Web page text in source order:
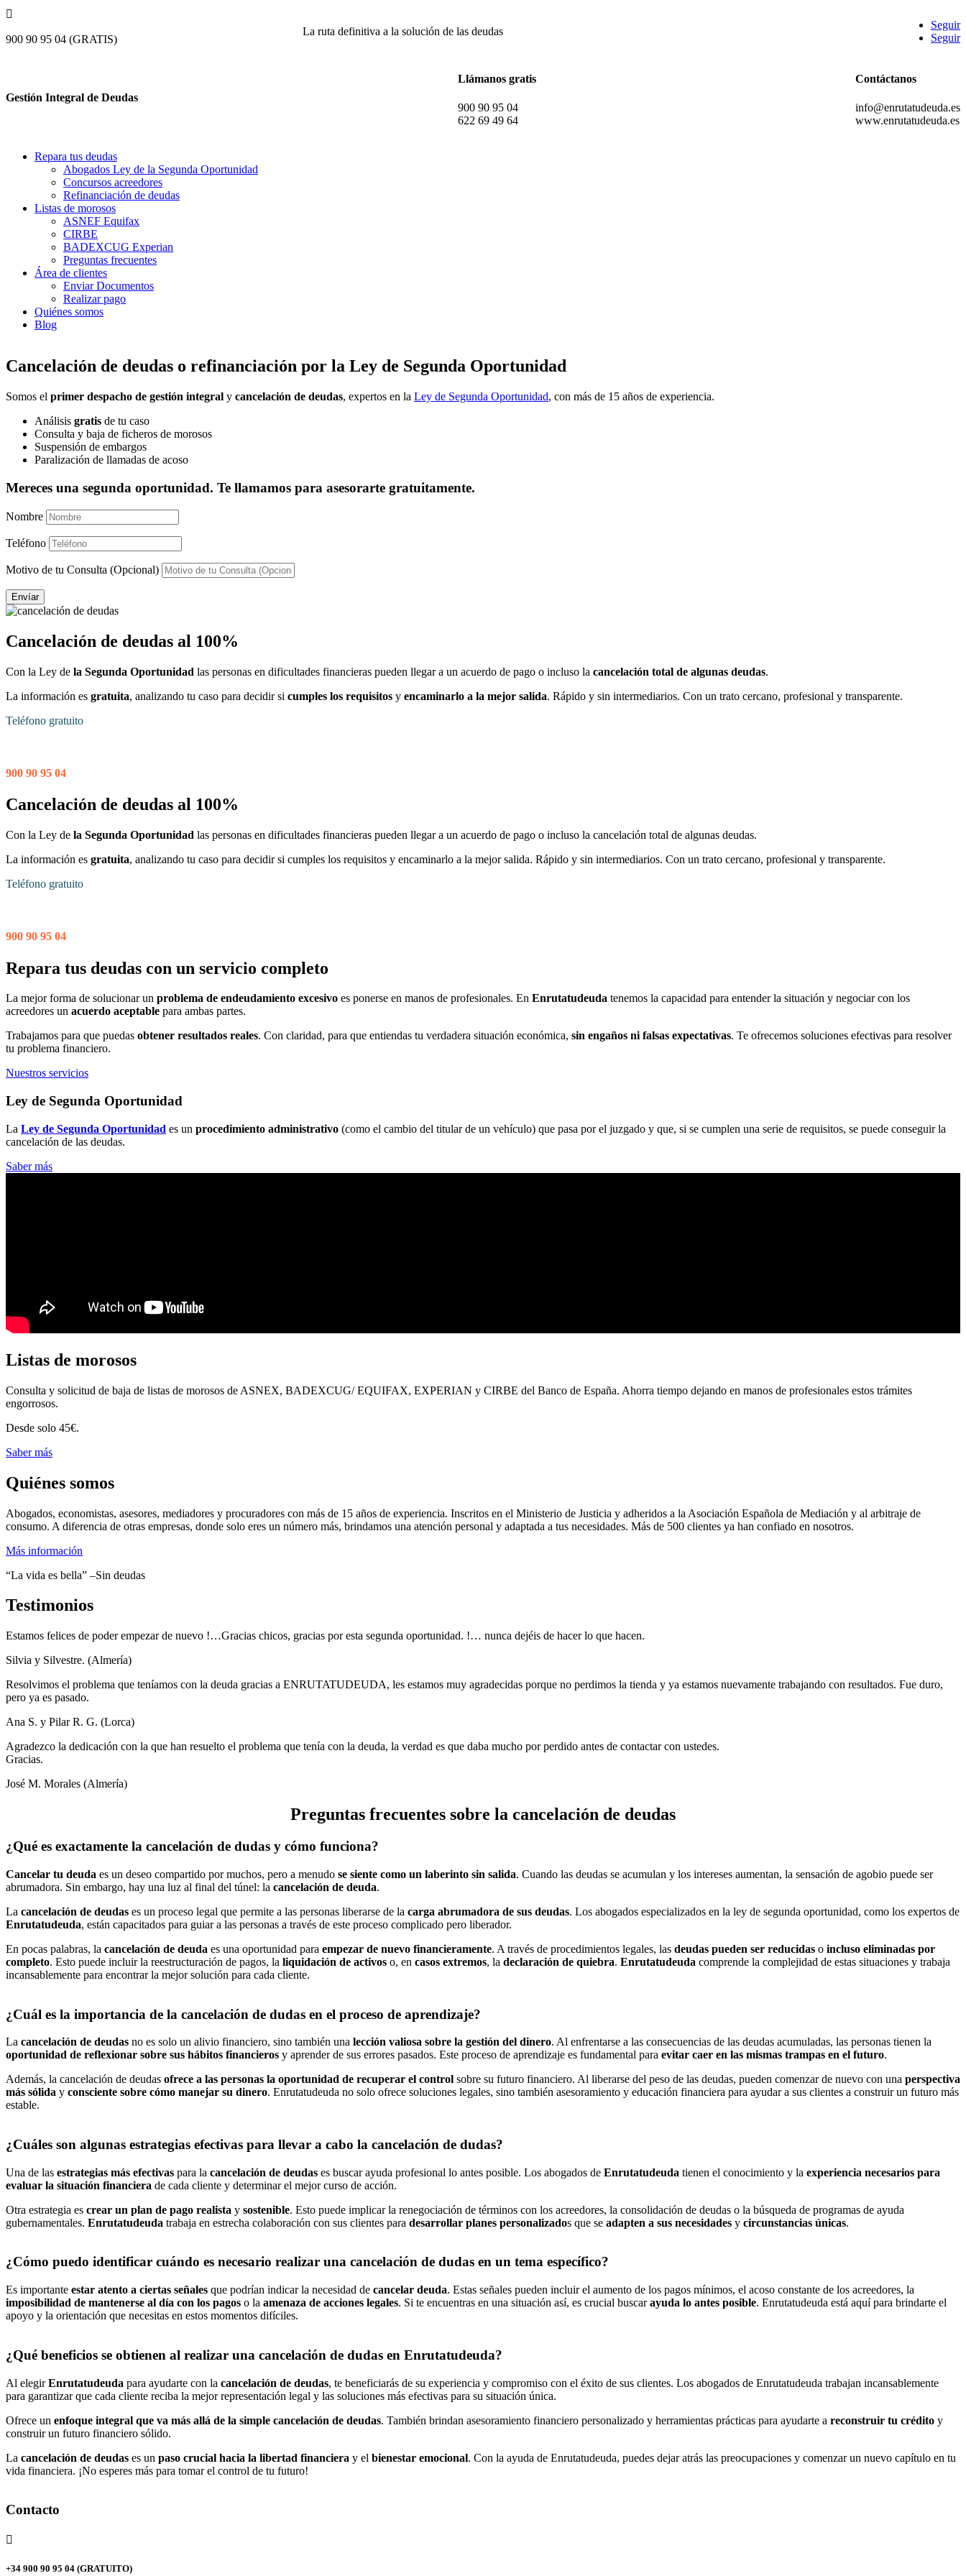

900 90 95 04 (GRATIS)
La ruta definitiva a la solución de las deudas
Seguir
Seguir
Gestión Integral de Deudas
Llámanos gratis
900 90 95 04
622 69 49 64
Contáctanos
info@enrutatudeuda.es
www.enrutatudeuda.es
Repara tus deudas
Abogados Ley de la Segunda Oportunidad
Concursos acreedores
Refinanciación de deudas
Listas de morosos
ASNEF Equifax
CIRBE
BADEXCUG Experian
Preguntas frecuentes
Área de clientes
Enviar Documentos
Realizar pago
Quiénes somos
Blog
Cancelación de deudas o refinanciación por la Ley de Segunda Oportunidad
Somos el primer despacho de gestión integral y cancelación de deudas, expertos en la Ley de Segunda Oportunidad, con más de 15 años de experiencia.
Análisis gratis de tu caso
Consulta y baja de ficheros de morosos
Suspensión de embargos
Paralización de llamadas de acoso
Mereces una segunda oportunidad. Te llamamos para asesorarte gratuitamente.
Nombre
Teléfono
Motivo de tu Consulta (Opcional)
Envíar
Cancelación de deudas al 100%
Con la Ley de la Segunda Oportunidad las personas en dificultades financieras pueden llegar a un acuerdo de pago o incluso la cancelación total de algunas deudas.
La información es gratuita, analizando tu caso para decidir si cumples los requisitos y encaminarlo a la mejor salida. Rápido y sin intermediarios. Con un trato cercano, profesional y transparente.
Teléfono gratuito
900 90 95 04
Cancelación de deudas al 100%
Con la Ley de la Segunda Oportunidad las personas en dificultades financieras pueden llegar a un acuerdo de pago o incluso la cancelación total de algunas deudas.
La información es gratuita, analizando tu caso para decidir si cumples los requisitos y encaminarlo a la mejor salida. Rápido y sin intermediarios. Con un trato cercano, profesional y transparente.
Teléfono gratuito
900 90 95 04
Repara tus deudas con un servicio completo
La mejor forma de solucionar un problema de endeudamiento excesivo es ponerse en manos de profesionales. En Enrutatudeuda tenemos la capacidad para entender la situación y negociar con los
acreedores un acuerdo aceptable para ambas partes.
Trabajamos para que puedas obtener resultados reales. Con claridad, para que entiendas tu verdadera situación económica, sin engaños ni falsas expectativas. Te ofrecemos soluciones efectivas para resolver
tu problema financiero.
Nuestros servicios
Ley de Segunda Oportunidad
La Ley de Segunda Oportunidad es un procedimiento administrativo (como el cambio del titular de un vehículo) que pasa por el juzgado y que, si se cumplen una serie de requisitos, se puede conseguir la
cancelación de las deudas.
Saber más
Listas de morosos
Consulta y solicitud de baja de listas de morosos de ASNEX, BADEXCUG/ EQUIFAX, EXPERIAN y CIRBE del Banco de España. Ahorra tiempo dejando en manos de profesionales estos trámites
engorrosos.
Desde solo 45€.
Saber más
Quiénes somos
Abogados, economistas, asesores, mediadores y procuradores con más de 15 años de experiencia. Inscritos en el Ministerio de Justicia y adheridos a la Asociación Española de Mediación y al arbitraje de
consumo. A diferencia de otras empresas, donde solo eres un número más, brindamos una atención personal y adaptada a tus necesidades. Más de 500 clientes ya han confiado en nosotros.
Más información
“La vida es bella” –Sin deudas
Testimonios
Estamos felices de poder empezar de nuevo !…Gracias chicos, gracias por esta segunda oportunidad. !… nunca dejéis de hacer lo que hacen.
Silvia y Silvestre. (Almería)
Resolvimos el problema que teníamos con la deuda gracias a ENRUTATUDEUDA, les estamos muy agradecidas porque no perdimos la tienda y ya estamos nuevamente trabajando con resultados. Fue duro,
pero ya es pasado.
Ana S. y Pilar R. G. (Lorca)
Agradezco la dedicación con la que han resuelto el problema que tenía con la deuda, la verdad es que daba mucho por perdido antes de contactar con ustedes.
Gracias.
José M. Morales (Almería)
Preguntas frecuentes sobre la cancelación de deudas
¿Qué es exactamente la cancelación de dudas y cómo funciona?
Cancelar tu deuda es un deseo compartido por muchos, pero a menudo se siente como un laberinto sin salida. Cuando las deudas se acumulan y los intereses aumentan, la sensación de agobio puede ser
abrumadora. Sin embargo, hay una luz al final del túnel: la cancelación de deuda.
La cancelación de deudas es un proceso legal que permite a las personas liberarse de la carga abrumadora de sus deudas. Los abogados especializados en la ley de segunda oportunidad, como los expertos de
Enrutatudeuda, están capacitados para guiar a las personas a través de este proceso complicado pero liberador.
En pocas palabras, la cancelación de deuda es una oportunidad para empezar de nuevo financieramente. A través de procedimientos legales, las deudas pueden ser reducidas o incluso eliminadas por
completo. Esto puede incluir la reestructuración de pagos, la liquidación de activos o, en casos extremos, la declaración de quiebra. Enrutatudeuda comprende la complejidad de estas situaciones y trabaja
incansablemente para encontrar la mejor solución para cada cliente.
¿Cuál es la importancia de la cancelación de dudas en el proceso de aprendizaje?
La cancelación de deudas no es solo un alivio financiero, sino también una lección valiosa sobre la gestión del dinero. Al enfrentarse a las consecuencias de las deudas acumuladas, las personas tienen la
oportunidad de reflexionar sobre sus hábitos financieros y aprender de sus errores pasados. Este proceso de aprendizaje es fundamental para evitar caer en las mismas trampas en el futuro.
Además, la cancelación de deudas ofrece a las personas la oportunidad de recuperar el control sobre su futuro financiero. Al liberarse del peso de las deudas, pueden comenzar de nuevo con una perspectiva
más sólida y consciente sobre cómo manejar su dinero. Enrutatudeuda no solo ofrece soluciones legales, sino también asesoramiento y educación financiera para ayudar a sus clientes a construir un futuro más
estable.
¿Cuáles son algunas estrategias efectivas para llevar a cabo la cancelación de dudas?
Una de las estrategias más efectivas para la cancelación de deudas es buscar ayuda profesional lo antes posible. Los abogados de Enrutatudeuda tienen el conocimiento y la experiencia necesarios para
evaluar la situación financiera de cada cliente y determinar el mejor curso de acción.
Otra estrategia es crear un plan de pago realista y sostenible. Esto puede implicar la renegociación de términos con los acreedores, la consolidación de deudas o la búsqueda de programas de ayuda
gubernamentales. Enrutatudeuda trabaja en estrecha colaboración con sus clientes para desarrollar planes personalizados que se adapten a sus necesidades y circunstancias únicas.
¿Cómo puedo identificar cuándo es necesario realizar una cancelación de dudas en un tema específico?
Es importante estar atento a ciertas señales que podrían indicar la necesidad de cancelar deuda. Estas señales pueden incluir el aumento de los pagos mínimos, el acoso constante de los acreedores, la
imposibilidad de mantenerse al día con los pagos o la amenaza de acciones legales. Si te encuentras en una situación así, es crucial buscarayuda lo antes posible. Enrutatudeuda está aquí para brindarte el
apoyo y la orientación que necesitas en estos momentos difíciles.
¿Qué beneficios se obtienen al realizar una cancelación de dudas en Enrutatudeuda?
Al elegirEnrutatudeuda para ayudarte con la cancelación de deudas, te beneficiarás de su experiencia y compromiso con el éxito de sus clientes. Los abogados de Enrutatudeuda trabajan incansablemente
para garantizar que cada cliente reciba la mejor representación legal y las soluciones más efectivas para su situación única.
Ofrece un enfoque integral que va más allá de la simple cancelación de deudas. También brindan asesoramiento financiero personalizado y herramientas prácticas para ayudarte a reconstruir tu crédito y
construir un futuro financiero sólido.
La cancelación de deudas es un paso crucial hacia la libertad financiera y el bienestar emocional. Con la ayuda de Enrutatudeuda, puedes dejar atrás las preocupaciones y comenzar un nuevo capítulo en tu
vida financiera. ¡No esperes más para tomar el control de tu futuro!
Contacto

+34 900 90 95 04 (GRATUITO)